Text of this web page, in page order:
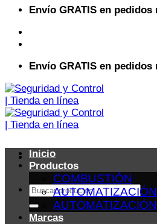
Envío GRATIS en pedidos
Envío GRATIS en pedidos
Buscar
Inicio
Productos
COMBUSTIÓN
Marcas